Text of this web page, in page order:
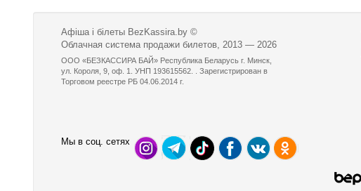
Афіша і білеты BezKassira.by ©
Облачная система продажи билетов, 2013 — 2026
ООО «БЕЗКАССИРА БАЙ» Республика Беларусь г. Минск,
ул. Короля, 9, оф. 1. УНП 193615562. . Зарегистрирован в
Торговом реестре РБ 04.06.2014 г.
Мы в соц. сетях